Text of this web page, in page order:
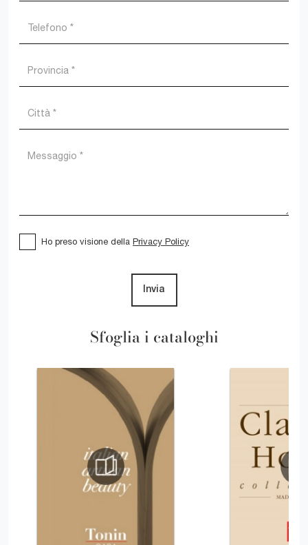
Sfoglia i cataloghi
Ho preso visione della Privacy Policy
Invia